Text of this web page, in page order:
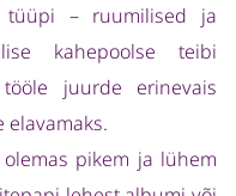
tüüpi – ruumilised ja
kahepoolse teibi
juurde erinevais
pikem ja lühem